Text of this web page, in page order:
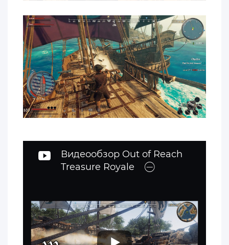
Видеообзор Out of Reach
Treasure Royale